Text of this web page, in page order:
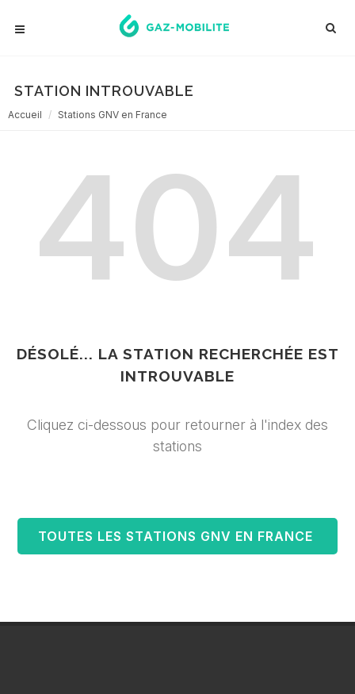
STATION INTROUVABLE
Accueil Stations GNV en France
404
DÉSOLÉ... LA STATION RECHERCHÉE EST
INTROUVABLE
Cliquez ci-dessous pour retourner à l'index des
stations
TOUTES LES STATIONS GNV EN FRANCE